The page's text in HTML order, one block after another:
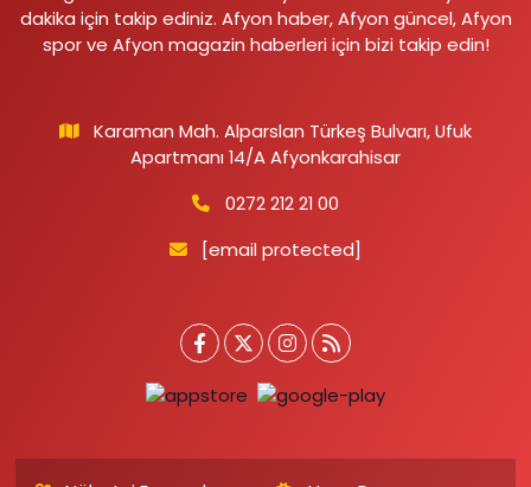
dakika için takip ediniz. Afyon haber, Afyon güncel, Afyon
spor ve Afyon magazin haberleri için bizi takip edin!
Karaman Mah. Alparslan Türkeş Bulvarı, Ufuk
Apartmanı 14/A Afyonkarahisar
0272 212 21 00
[email protected]